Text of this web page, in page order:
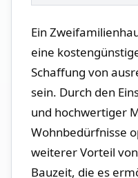
Ein
eine
⁣Schaffung von
sein. Durch den
und hochwertiger
Wohnbedürfnisse⁤
weiterer Vorteil
Bauzeit, die es